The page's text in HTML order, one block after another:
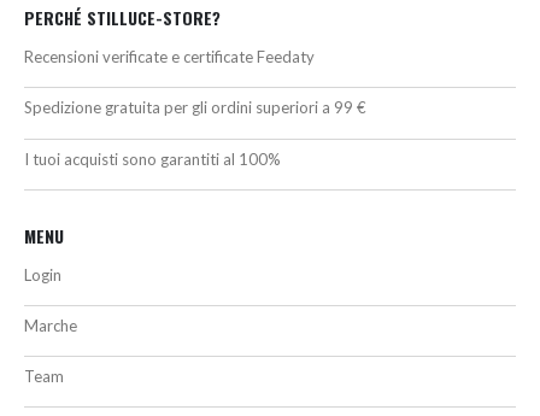
PERCHÉ STILLUCE-STORE?
Recensioni verificate e certificate Feedaty
Spedizione gratuita per gli ordini superiori a 99 €
I tuoi acquisti sono garantiti al 100%
MENU
Login
Marche
Team